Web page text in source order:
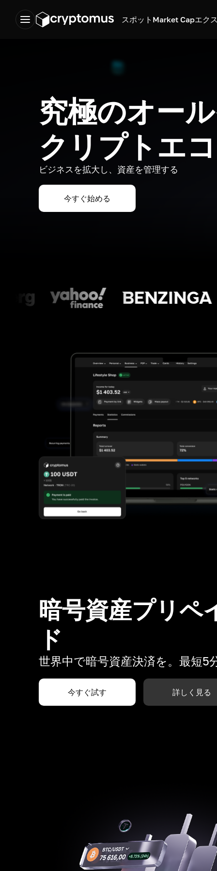
スポット Market Capエク
究極のオー
クリプトエ
ビジネスを拡大し、資産を管理する
今すぐ始める
暗号資産プリペ
ド
世界中で暗号資産決済を。最短5
今すぐ試す 詳しく見る